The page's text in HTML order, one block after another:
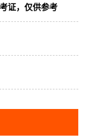
证，仅供参考